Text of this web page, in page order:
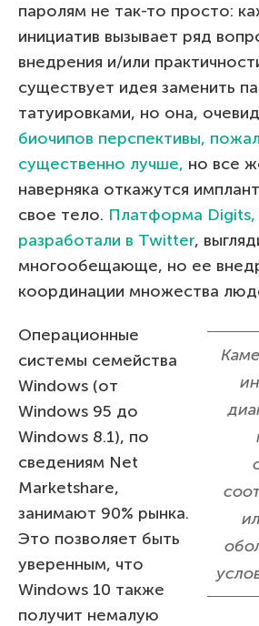
паролям не так-то просто:
инициатив вызывает ряд
внедрения и/или
существует идея заменить
татуировками, но она,
биочипов перспективы,
существенно лучше, но все
наверняка откажутся
свое тело. Платформа
разработали в Twitter,
многообещающе, но ее
координации множества
Операционные
системы семейства
Windows (от
Windows 95 до
Windows 8.1), по
сведениям Net
Marketshare,
занимают 90% рынка.
Это позволяет быть
уверенным, что
Windows 10 также
получит немалую